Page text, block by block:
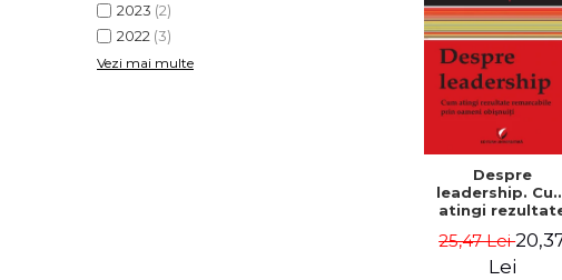
2023 (2)
2022 (3)
Vezi mai multe
Despre
leadership.
atingi
oameni obisnuiti
25,47 Lei
Lei